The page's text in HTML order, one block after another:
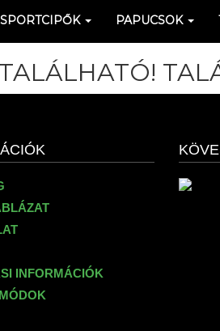
SPORTCIPŐK PAPUCSOK
INFORMÁCIÓK